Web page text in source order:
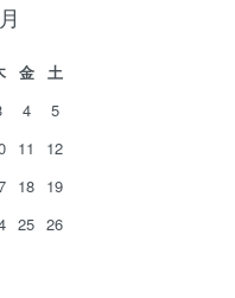
金
土
4
5
11
12
18 19
25 26